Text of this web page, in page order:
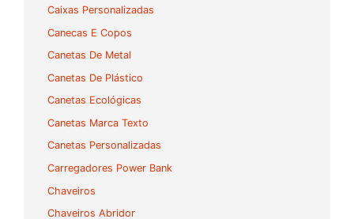
Caixas Personalizadas
Canecas E Copos
Canetas De Metal
Canetas De Plástico
Canetas Ecológicas
Canetas Marca Texto
Canetas Personalizadas
Carregadores Power Bank
Chaveiros
Chaveiros Abridor